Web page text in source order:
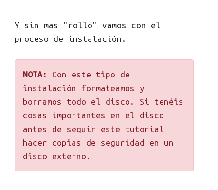
Y sin mas "rollo" vamos con el
proceso de instalación.
NOTA:
Con este tipo de
instalación formateamos y
borramos todo el disco. Si tenéis
cosas importantes en el disco
antes de seguir este tutorial
hacer copias de seguridad en un
disco externo.